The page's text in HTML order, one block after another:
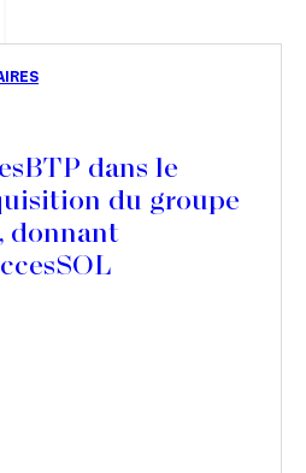
dans le
du groupe
donnant